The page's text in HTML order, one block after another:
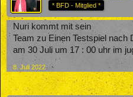
* BFD - Mitglied *
Nuri kommt mit sein
Team zu Einen Testspiel nach
am 30 Juli um 17 : 00 uhr im
8. Juli 2022